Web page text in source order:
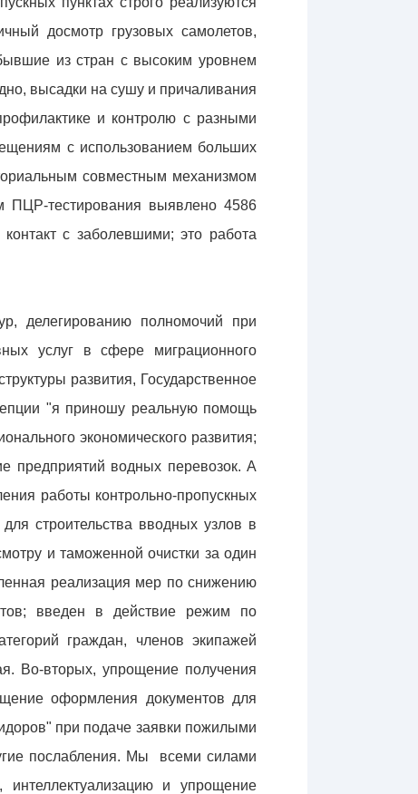
досмотр грузовых самолетов,
из стран с высоким уровнем
высадки на сушу и причаливания
и контролю с разными
с использованием больших
совместным механизмом
ПЦР-тестирования выявлено 4586
с заболевшими; это работа
делегированию полномочий при
услуг в сфере миграционного
развития, Государственное
"я приношу реальную помощь
экономического развития;
предприятий водных перевозок. А
работы контрольно-пропускных
строительства вводных узлов в
и таможенной очистки за один
реализация мер по снижению
введен в действие режим по
граждан, членов экипажей
Во-вторых, упрощение получения
оформления документов для
при подаче заявки пожилыми
послабления. Мы всеми силами
и упрощение